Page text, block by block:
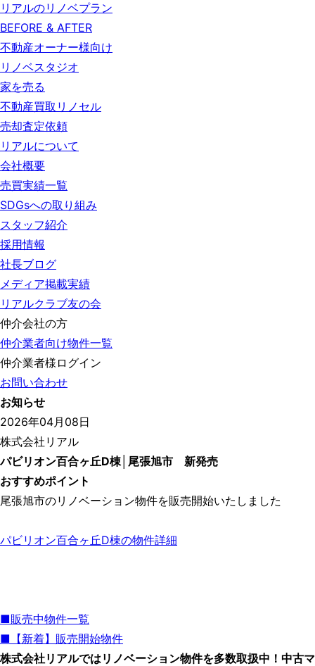
リアルのリノベプラン
BEFORE & AFTER
不動産オーナー様向け
リノベスタジオ
家を売る
不動産買取リノセル
売却査定依頼
リアルについて
会社概要
売買実績一覧
SDGsへの取り組み
スタッフ紹介
採用情報
社長ブログ
メディア掲載実績
リアルクラブ友の会
仲介会社の方
仲介業者向け物件一覧
仲介業者様ログイン
お問い合わせ
お知らせ
2026年04月08日
株式会社リアル
パビリオン百合ヶ丘D棟│尾張旭市 新発売
おすすめポイント
尾張旭市のリノベーション物件を販売開始いたしました
パビリオン百合ヶ丘D棟の物件詳細
■販売中物件一覧
■【新着】販売開始物件
株式会社リアルではリノベーション物件を多数取扱中！中古マ